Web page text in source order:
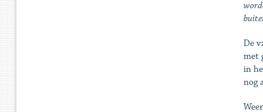
De
met
in
nog